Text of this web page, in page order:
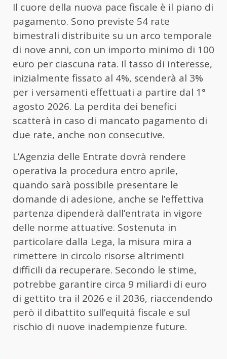
Il cuore della nuova pace fiscale è il piano di
pagamento. Sono previste 54 rate
bimestrali distribuite su un arco temporale
di nove anni, con un importo minimo di 100
euro per ciascuna rata. Il tasso di interesse,
inizialmente fissato al 4%, scenderà al 3%
per i versamenti effettuati a partire dal 1°
agosto 2026. La perdita dei benefici
scatterà in caso di mancato pagamento di
due rate, anche non consecutive.
L’Agenzia delle Entrate dovrà rendere
operativa la procedura entro aprile,
quando sarà possibile presentare le
domande di adesione, anche se l’effettiva
partenza dipenderà dall’entrata in vigore
delle norme attuative. Sostenuta in
particolare dalla Lega, la misura mira a
rimettere in circolo risorse altrimenti
difficili da recuperare. Secondo le stime,
potrebbe garantire circa 9 miliardi di euro
di gettito tra il 2026 e il 2036, riaccendendo
però il dibattito sull’equità fiscale e sul
rischio di nuove inadempienze future.